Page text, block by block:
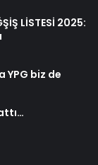
LİSTESİ 2025:
YPG biz de